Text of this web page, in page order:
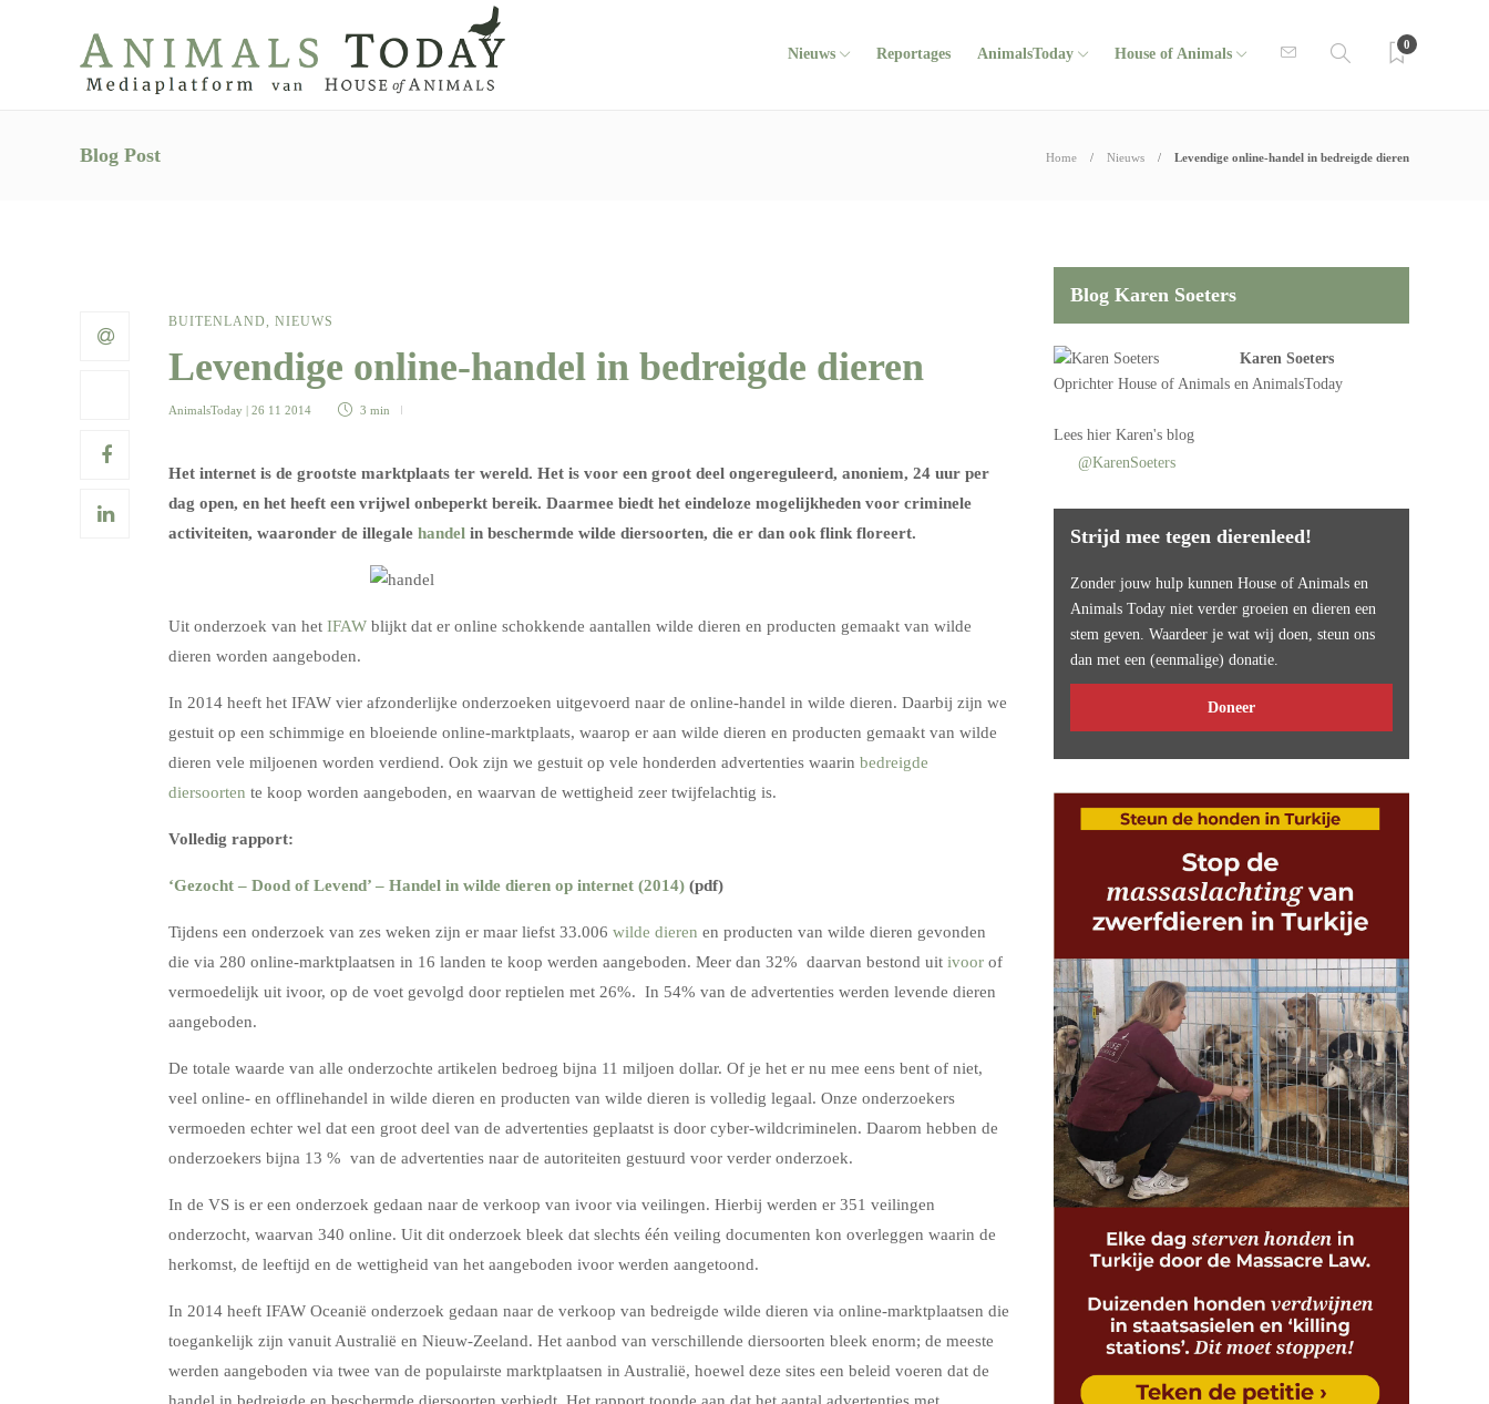
Nieuws Reportages AnimalsToday House of Animals
0
Blog Post Home Nieuws Levendige online-handel in bedreigde dieren
BUITENLAND, NIEUWS
Levendige online-handel in bedreigde dieren
AnimalsToday | 26 11 2014 3 min
Het internet is de grootste marktplaats ter wereld. Het is voor een groot deel ongereguleerd, anoniem, 24 uur per
dag open, en het heeft een vrijwel onbeperkt bereik. Daarmee biedt het eindeloze mogelijkheden voor criminele
activiteiten, waaronder de illegale handel in beschermde wilde diersoorten, die er dan ook flink floreert.
Uit onderzoek van het IFAW blijkt dat er online schokkende aantallen wilde dieren en producten gemaakt van wilde
dieren worden aangeboden.
In 2014 heeft het IFAW vier afzonderlijke onderzoeken uitgevoerd naar de online-handel in wilde dieren. Daarbij zijn we
gestuit op een schimmige en bloeiende online-marktplaats, waarop er aan wilde dieren en producten gemaakt van wilde
dieren vele miljoenen worden verdiend. Ook zijn we gestuit op vele honderden advertenties waarin bedreigde
diersoorten te koop worden aangeboden, en waarvan de wettigheid zeer twijfelachtig is.
Volledig rapport:
‘Gezocht – Dood of Levend’ – Handel in wilde dieren op internet (2014) (pdf)
Tijdens een onderzoek van zes weken zijn er maar liefst 33.006 wilde dieren en producten van wilde dieren gevonden
die via 280 online-marktplaatsen in 16 landen te koop werden aangeboden. Meer dan 32% daarvan bestond uit ivoor of
vermoedelijk uit ivoor, op de voet gevolgd door reptielen met 26%. In 54% van de advertenties werden levende dieren
aangeboden.
De totale waarde van alle onderzochte artikelen bedroeg bijna 11 miljoen dollar. Of je het er nu mee eens bent of niet,
veel online- en offlinehandel in wilde dieren en producten van wilde dieren is volledig legaal. Onze onderzoekers
vermoeden echter wel dat een groot deel van de advertenties geplaatst is door cyber-wildcriminelen. Daarom hebben de
onderzoekers bijna 13 % van de advertenties naar de autoriteiten gestuurd voor verder onderzoek.
In de VS is er een onderzoek gedaan naar de verkoop van ivoor via veilingen. Hierbij werden er 351 veilingen
onderzocht, waarvan 340 online. Uit dit onderzoek bleek dat slechts één veiling documenten kon overleggen waarin de
herkomst, de leeftijd en de wettigheid van het aangeboden ivoor werden aangetoond.
In 2014 heeft IFAW Oceanië onderzoek gedaan naar de verkoop van bedreigde wilde dieren via online-marktplaatsen die
toegankelijk zijn vanuit Australië en Nieuw-Zeeland. Het aanbod van verschillende diersoorten bleek enorm; de meeste
werden aangeboden via twee van de populairste marktplaatsen in Australië, hoewel deze sites een beleid voeren dat de
Blog Karen Soeters
Karen Soeters
OprichterHouse of Animals en AnimalsToday
Leeshier Karen's blog
@KarenSoeters
Strijd mee tegen dierenleed!
Zonder jouw hulp kunnen House of Animals en
Animals Today niet verder groeien en dieren een
stem geven. Waardeer je wat wij doen, steun ons
dan met een (eenmalige) donatie.
Doneer